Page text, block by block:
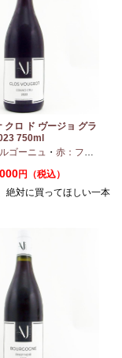
クロ ド ヴージョ グラ
750ml
ゴーニュ ・ 赤：フルボディ
円（税込）
絶対に買ってほしい一本